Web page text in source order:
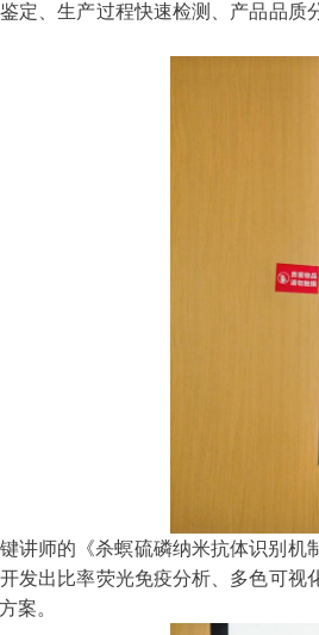
定、生产过程快速检测、产品品
讲师的《杀螟硫磷纳米抗体识别
发出比率荧光免疫分析、多色可
案。